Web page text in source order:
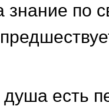
знание по
есть